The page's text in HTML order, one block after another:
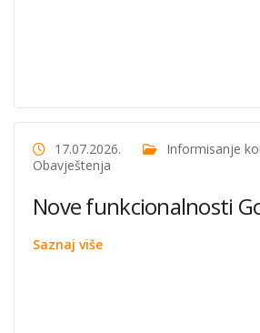
17.07.2026. Informisanje
Obavještenja
Nove funkcionalnosti
Saznaj više